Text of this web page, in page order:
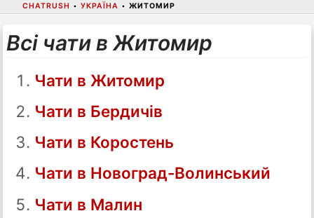
CHATRUSH • УКРАЇНА • ЖИТОМИР
Всі чати в Житомир
Чати в Житомир
Чати в Бердичів
Чати в Коростень
Чати в Новоград-Волинський
Чати в Малин